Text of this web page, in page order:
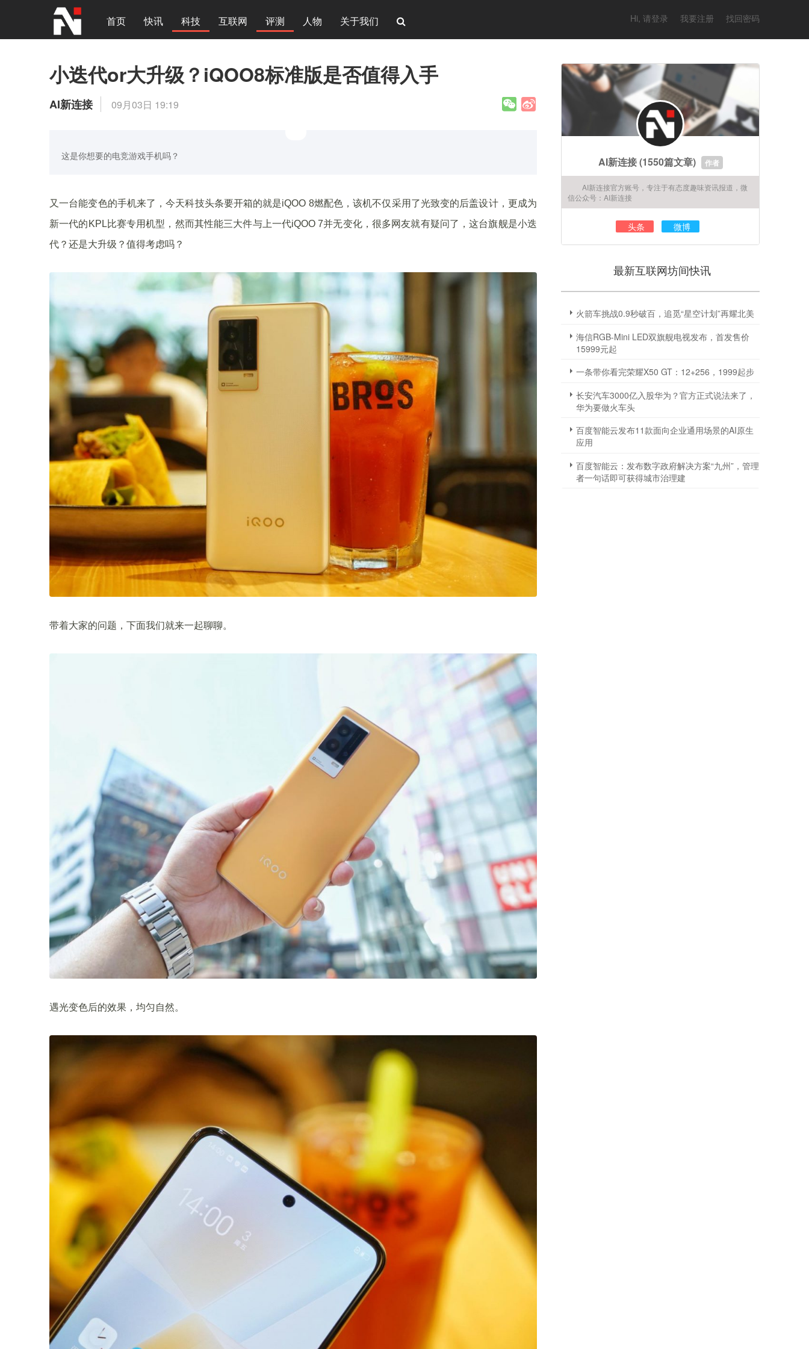
首页 快讯 科技 互联网 评测 人物 关于我们 Hi, 请登录 我要注册 找回密码
小迭代or大升级？iQOO8标准版是否值得入手
AI新连接 09月03日 19:19
这是你想要的电竞游戏手机吗？
又一台能变色的手机来了，今天科技头条要开箱的就是iQOO 8燃配色，该机不仅采用了光致变的后盖设计，更成为
新一代的KPL比赛专用机型，然而其性能三大件与上一代iQOO 7并无变化，很多网友就有疑问了，这台旗舰是小迭
代？还是大升级？值得考虑吗？
带着大家的问题，下面我们就来一起聊聊。
遇光变色后的效果，均匀自然。
AI新连接(1550篇文章) 作者
AI新连接官方账号，专注于有态度趣味资讯报道，微
信公众号：AI新连接
头条 微博
最新互联网坊间快讯
火箭车挑战0.9秒破百，追觅“星空计划”再耀北美
海信RGB-Mini LED双旗舰电视发布，首发售价
15999元起
一条带你看完荣耀X50 GT：12+256，1999起步
长安汽车3000亿入股华为？官方正式说法来了，
华为要做火车头
百度智能云发布11款面向企业通用场景的AI原生
应用
百度智能云：发布数字政府解决方案“九州”，管理
者一句话即可获得城市治理建